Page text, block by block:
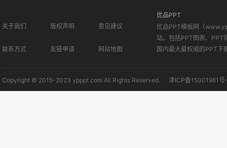
关于我们 版权声明 意见建议
联系方式 友链申请 网站地图
优品PPT
优品PPT模板网（
站。包括PPT图表、PPT
国内最大最权威的PPT下
Copyright © 2015-2023 ypppt.com All Rights Reserved. 津ICP备15001961号